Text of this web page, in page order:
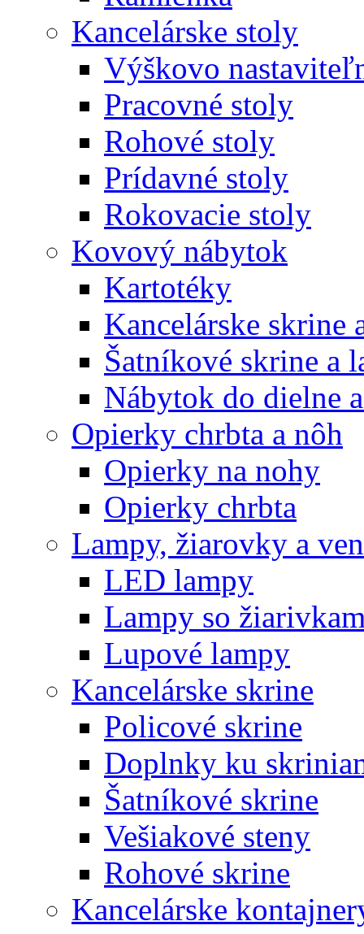
Kancelárske stoly
Výškovo
Pracovné stoly
Rohové stoly
Prídavné stoly
Rokovacie stoly
Kovový nábytok
Kartotéky
Kancelárske skrine
Šatníkové skrine a
Nábytok do dielne
Opierky chrbta a nôh
Opierky na nohy
Opierky chrbta
Lampy, žiarovky a
LED lampy
Lampy so
Lupové lampy
Kancelárske skrine
Policové skrine
Doplnky ku
Šatníkové skrine
Vešiakové steny
Rohové skrine
Kancelárske